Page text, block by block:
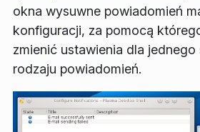
okna wysuwne powiadomień
konfiguracji, za pomocą
zmienić ustawienia dla
rodzaju powiadomień.